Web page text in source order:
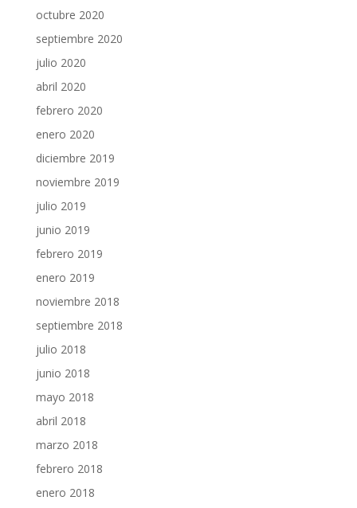
octubre 2020
septiembre 2020
julio 2020
abril 2020
febrero 2020
enero 2020
diciembre 2019
noviembre 2019
julio 2019
junio 2019
febrero 2019
enero 2019
noviembre 2018
septiembre 2018
julio 2018
junio 2018
mayo 2018
abril 2018
marzo 2018
febrero 2018
enero 2018